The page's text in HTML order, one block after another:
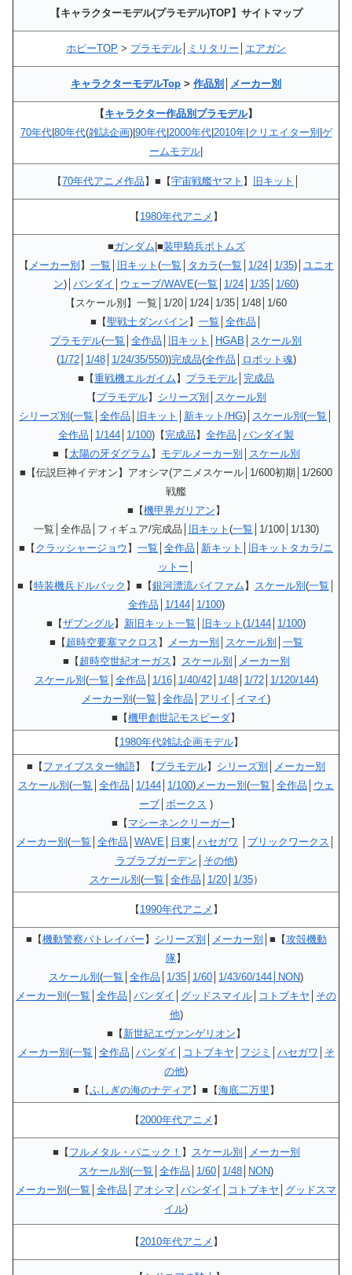
【キャラクターモデル(プラモデル)TOP】サイトマップ
ホビーTOP > プラモデル ミリタリー エアガン
キャラクターモデルTop > 作品別 メーカー別
【キャラクター作品別プラモデル】
70年代| 80年代(雑誌企画)| 90年代| 2000年代| 2010年| クリエイター別 ゲ
ームモデル
【70年代アニメ作品 】■【宇宙戦艦ヤマト 】 旧キット
【 1980年代アニメ 】
■ガンダム |■装甲騎兵ボトムズ
【 メーカー別 】 一覧 旧キット (一覧 タカラ(一覧 1/24│ 1/35)│ ユニオ
ン)│ バンダイ ウェーブ/WAVE(一覧 1/24 1/35 1/60)
【スケール別】一覧│1/20│1/24│1/35│1/48│1/60
■【聖戦士ダンバイン 】 一覧 全作品
プラモデル(一覧 全作品 旧キット HGAB
スケール別
(1/72│ 1/48│ 1/24/35/550))完成品(全作品 ロボット魂)
■【重戦機エルガイム 】 プラモデル 完成品
【 プラモデル】 シリーズ別
スケール別
シリーズ別 (一覧 全作品 旧キット 新キット/HG)│ スケール別 (一覧
全作品
1/144 1/100)【完成品 】 全作品 バンダイ製
■【太陽の牙ダグラム 】 モデルメーカー別
スケール別
■【伝説巨神イデオン】アオシマ(アニメスケール│1/600初期│1/2600
戦艦
■【機甲界ガリアン 】
一覧│全作品│フィギュア/完成品│
旧キット (一覧 │1/100│1/130)
■【 クラッシャージョウ 】 一覧 全作品 新キット
旧キットタカラ/ニ
ットー
■【特装機兵ドルバック 】■【銀河漂流バイファム 】 スケール別 (一覧
全作品
1/144│ 1/100)
■【ザブングル】 新旧キット一覧 旧キット (1/144 1/100)
■【 超時空要塞マクロス 】 メーカー別 スケール別
一覧
■【 超時空世紀オーガス 】 スケール別
メーカー別
スケール別 (一覧 全作品 1/16│ 1/40/42│ 1/48│ 1/72│ 1/120/144)
メーカー別 (一覧 全作品 アリイ イマイ)
■【機甲創世記モスピーダ】
【 1980年代雑誌企画モデル】
■【 ファイブスター物語】【 プラモデル】 シリーズ別
メーカー別
スケール別 (一覧 全作品 1/144 1/100)メーカー別 (一覧 全作品
ウェ
ーブ ボークス )
■【 マシーネンクリーガー 】
メーカー別 (一覧 全作品 WAVE 日東 ハセガワ ブリックワークス
ラブラブガーデン
その他)
スケール別 (一覧 全作品 1/20│ 1/35）
【 1990年代アニメ 】
■【機動警察パトレイバー 】 シリーズ別 メーカー別 │■【攻殻機動
隊】
スケール別 (一覧 全作品 1/35 1/60 1/43/60/144│NON)
メーカー別 (一覧 全作品 バンダイ グッドスマイル コトブキヤ
その
他)
■【 新世紀エヴァンゲリオン 】
メーカー別 (一覧 全作品 バンダイ コトブキヤ フジミ ハセガワ
そ
の他)
■【ふしぎの海のナディア 】■【海底二万里 】
【2000年代アニメ 】
■【 フルメタル・パニック！ 】 スケール別
メーカー別
スケール別 (一覧 全作品 1/60 1/48 NON)
メーカー別 (一覧 全作品 アオシマ バンダイ コトブキヤ
グッドスマ
イル)
【2010年代アニメ 】